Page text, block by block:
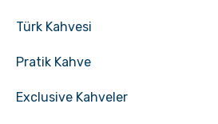
Türk Kahvesi
Pratik Kahve
Exclusive Kahveler